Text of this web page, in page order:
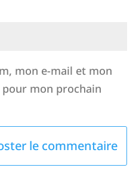
mon e-mail et mon
mon prochain